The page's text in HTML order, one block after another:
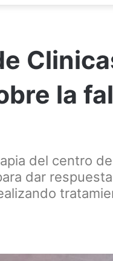
la
del centro
dar